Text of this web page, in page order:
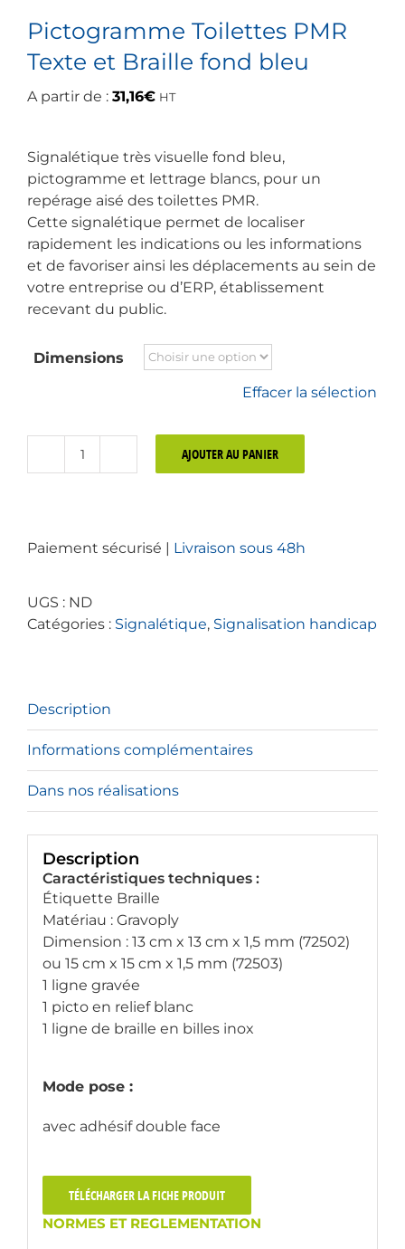
Pictogramme Toilettes PMR
Texte et Braille fond bleu
A partir de : 31,16€ HT
Signalétique très visuelle fond bleu,
pictogramme et lettrage blancs, pour un
repérage aisé des toilettes PMR.
Cette signalétique permet de localiser
rapidement les indications ou les informations
et de favoriser ainsi les déplacements au sein de
votre entreprise ou d’ERP, établissement
recevant du public.
Dimensions
Effacer la sélection
quantité
PMR
et
Braille
AJOUTER AU PANIER
Paiement sécurisé | Livraison sous 48h
UGS : ND
Catégories : Signalétique, Signalisation handicap
Description
Informations complémentaires
Dans nos réalisations
Description
Caractéristiques techniques :
Étiquette Braille
Matériau : Gravoply
Dimension : 13 cm x 13 cm x 1,5 mm (72502)
ou 15 cm x 15 cm x 1,5 mm (72503)
1 ligne gravée
1 picto en relief blanc
1 ligne de braille en billes inox
Mode pose :
avec adhésif double face
TÉLÉCHARGER LA FICHE PRODUIT
NORMES ET REGLEMENTATION